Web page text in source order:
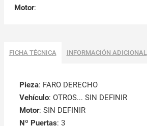
Motor:
FICHA TÉCNICA INFORMACIÓN ADICIONAL
Pieza: FARO DERECHO
Vehículo: OTROS... SIN DEFINIR
Motor: SIN DEFINIR
Nº Puertas: 3